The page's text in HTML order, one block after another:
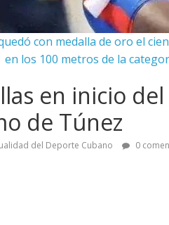
con medalla de oro el
en los 100 metros de la
en inicio
de Túnez
del Deporte Cubano 0